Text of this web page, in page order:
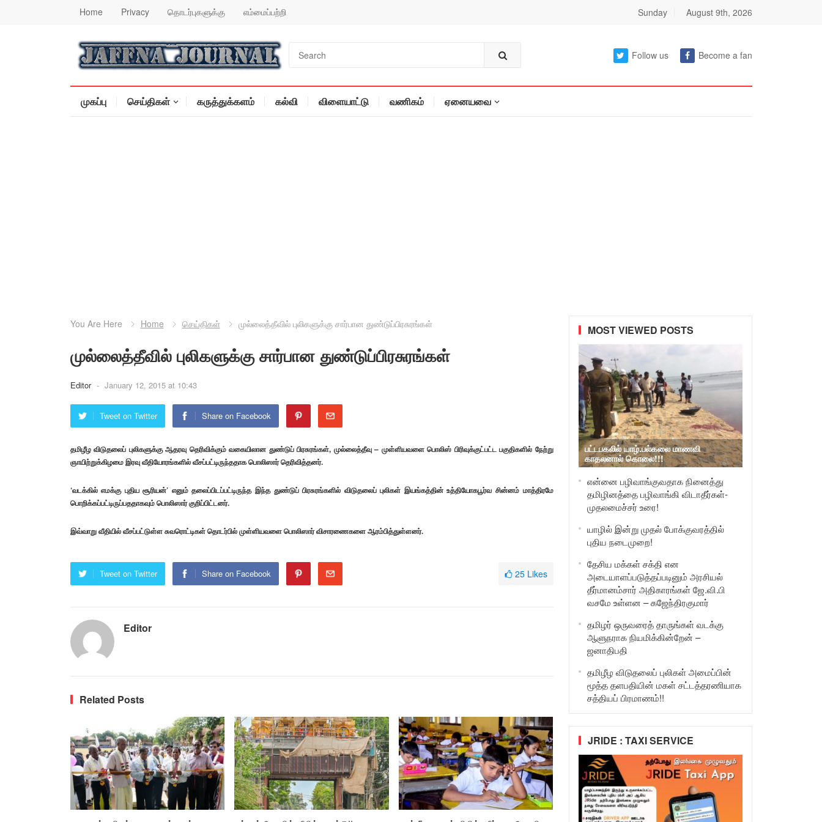
Home Privacy தொடர்புகளுக்கு எம்மைப்பற்றி Sunday August 9th, 2026
Follow us Become a fan
முகப்பு செய்திகள் கருத்துக்களம் கல்வி விளையாட்டு வணிகம் ஏனையவை
You Are Here Home செய்திகள் முல்லைத்தீவில் புலிகளுக்கு சார்பான துண்டுப்பிரசுரங்கள்
முல்லைத்தீவில் புலிகளுக்கு சார்பான துண்டுப்பிரசுரங்கள்
Editor - January 12, 2015 at 10:43
Tweet on Twitter Share on Facebook
தமிழீழ விடுதலைப் புலிகளுக்கு ஆதரவு தெரிவிக்கும் வகையிலான துண்டுப் பிரசுரங்கள், முல்லைத்தீவு – முள்ளியவளை பொலிஸ் பிரிவுக்குட்பட்ட பகுதிகளில் நேற்று
ஞாயிற்றுக்கிழமை இரவு வீதியோரங்களில் வீசப்பட்டிருந்ததாக பொலிஸார் தெரிவித்தனர்.
‘வடக்கில் எமக்கு புதிய சூரியன்’ எனும் தலைப்பிடப்பட்டிருந்த இந்த துண்டுப் பிரசுரங்களில் விடுதலைப் புலிகள் இயங்கத்தின் உத்தியோகபூர்வ சின்னம் மாத்திரமே
பொறிக்கப்பட்டிருப்பததாகவும் பொலிஸார் குறிப்பிட்டனர்.
இவ்வாறு வீதியில் வீசப்பட்டுள்ள சுவரொட்டிகள் தொடர்பில் முள்ளியவளை பொலிஸார் விசாரணைகளை ஆரம்பித்துள்ளனர்.
Tweet on Twitter Share on Facebook 25 Likes
Editor
Related Posts
MOST VIEWED POSTS
பட்டபகலில் யாழ்.பல்கலை மாணவி
காதலனால் கொலை!!!
என்னை பழிவாங்குவதாக நினைத்து
தமிழினத்தை பழிவாங்கி விடாதீர்கள்-
முதலமைச்சர் உரை!
யாழில் இன்று முதல் போக்குவரத்தில்
புதிய நடைமுறை!
தேசிய மக்கள் சக்தி என
அடையாளப்படுத்தப்படினும் அரசியல்
தீர்மானம்சார் அதிகாரங்கள் ஜே.வி.பி
வசமே உள்ளன – கஜேந்திரகுமார்
தமிழர் ஒருவரைத் தாருங்கள் வடக்கு
ஆளுநராக நியமிக்கின்றேன் –
ஜனாதிபதி
தமிழீழ விடுதலைப் புலிகள் அமைப்பின்
மூத்த தளபதியின் மகள் சட்டத்தரணியாக
சத்தியப் பிரமாணம்!!
JRIDE : TAXI SERVICE